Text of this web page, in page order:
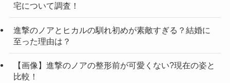
宅について調査！
進撃のノアとヒカルの馴れ初めが素敵すぎる？結婚に
至った理由は？
【画像】進撃のノアの整形前が可愛くない?現在の姿と
比較！